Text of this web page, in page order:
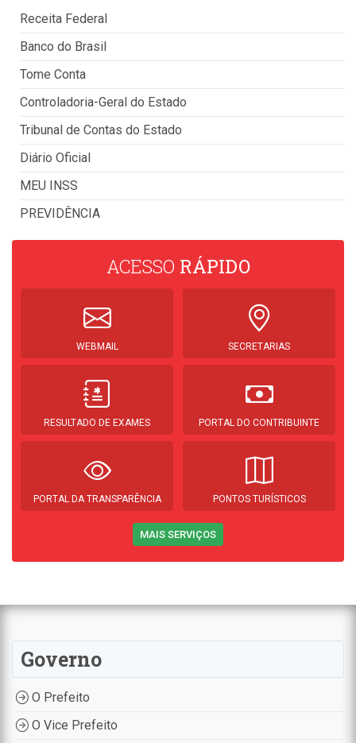
Receita Federal
Banco do Brasil
Tome Conta
Controladoria-Geral do Estado
Tribunal de Contas do Estado
Diário Oficial
MEU INSS
PREVIDÊNCIA
ACESSO RÁPIDO
WEBMAIL SECRETARIAS
RESULTADO DE EXAMES PORTAL DO CONTRIBUINTE
PORTAL DA TRANSPARÊNCIA PONTOS TURÍSTICOS
MAIS SERVIÇOS
Governo
O Prefeito
O Vice Prefeito